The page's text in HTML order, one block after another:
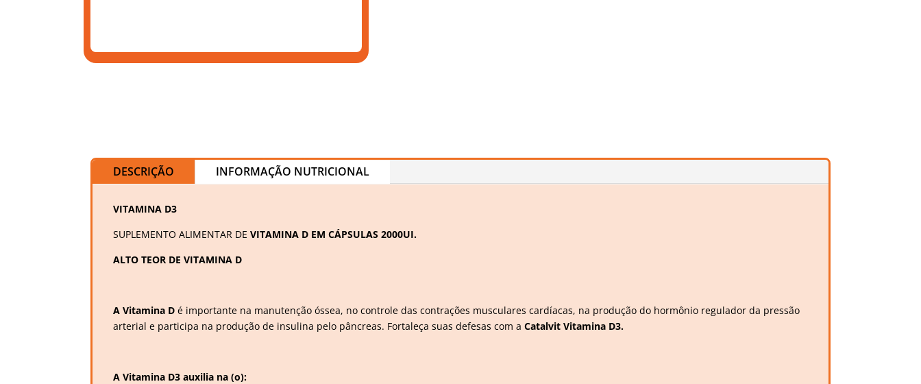
DESCRIÇÃO INFORMAÇÃO NUTRICIONAL
VITAMINA D3
SUPLEMENTO ALIMENTAR DE VITAMINA D EM CÁPSULAS 2000UI.
ALTO TEOR DE VITAMINA D
A Vitamina D é importante na manutenção óssea, no controle das contrações musculares cardíacas, na produção do hormônio regulador da pressão
arterial e participa na produção de insulina pelo pâncreas. Fortaleça suas defesas com a Catalvit Vitamina D3.
A Vitamina D3 auxilia na (o):